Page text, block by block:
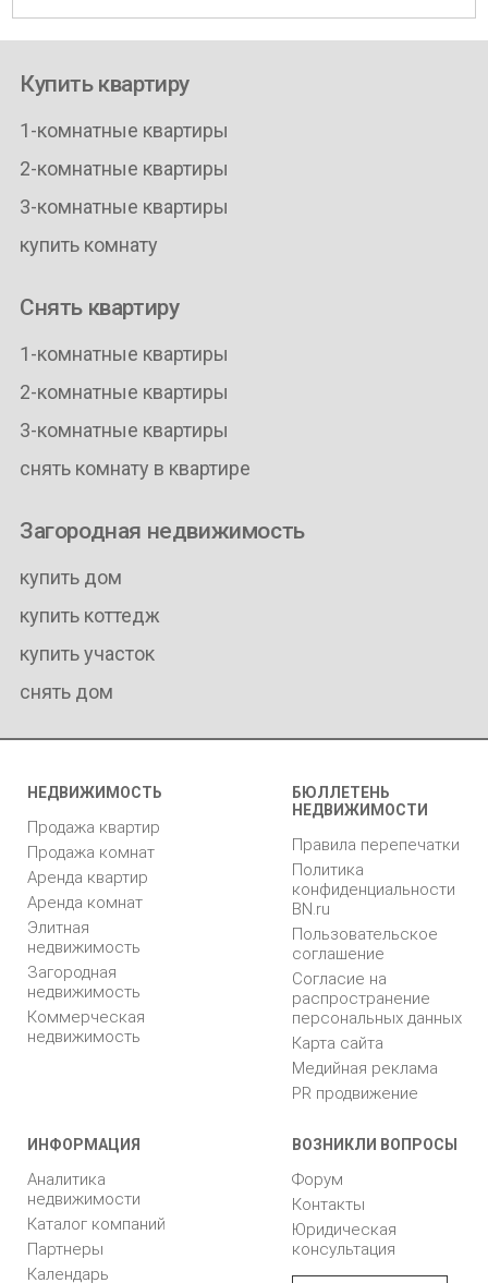
Купить квартиру
1-комнатные квартиры
2-комнатные квартиры
3-комнатные квартиры
купить комнату
Снять квартиру
1-комнатные квартиры
2-комнатные квартиры
3-комнатные квартиры
снять комнату в квартире
Загородная недвижимость
купить дом
купить коттедж
купить участок
снять дом
НЕДВИЖИМОСТЬ
Продажа квартир
Продажа комнат
Аренда квартир
Аренда комнат
Элитная
недвижимость
Загородная
недвижимость
Коммерческая
недвижимость
БЮЛЛЕТЕНЬ
НЕДВИЖИМОСТИ
Правила перепечатки
Политика
конфиденциальности
BN.ru
Пользовательское
соглашение
Согласие на
распространение
персональных данных
Карта сайта
Медийная реклама
PR продвижение
ИНФОРМАЦИЯ
Аналитика
недвижимости
Каталог компаний
Партнеры
Календарь
ВОЗНИКЛИ ВОПРОСЫ
Форум
Контакты
Юридическая
консультация